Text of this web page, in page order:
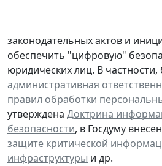
законодательных актов и
обеспечить "цифровую"
юридических лиц. В частности,
административная
правил обработки
утверждена Доктрина
безопасности, в Госдуму внесен
защите критической
инфраструктуры и др.